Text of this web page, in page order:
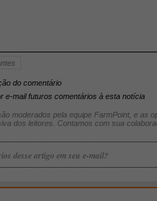
do comentário
e-mail futuros comentários à esta notícia
moderados pela equipe FarmPoint, e as
dos leitores. Contamos com sua
desse artigo em seu e-mail?